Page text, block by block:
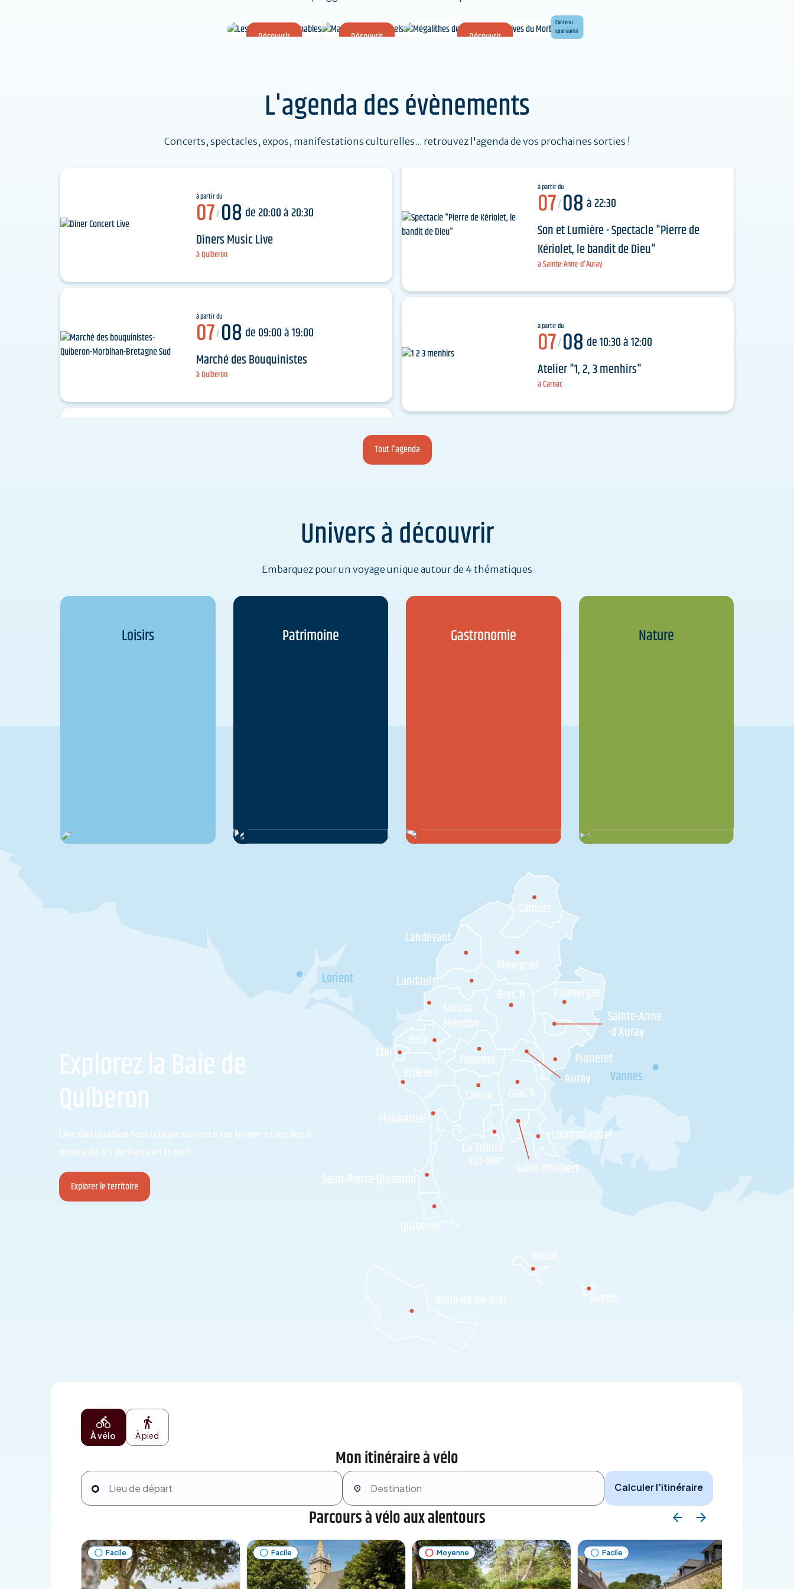
Découvrir Découvrir
Inscrits à l'UNESCO
Découvrir
Contenu
sponsorisé
L'agenda des évènements
Concerts, spectacles, expos, manifestations culturelles... retrouvez l'agenda de vos prochaines sorties !
à partir du
07/08 de 20:00 à 20:30
Dîners Music Live
à Quiberon
à partir du
07/08 de 09:00 à 19:00
Marché des Bouquinistes
à Quiberon
à partir du
07/08 à 22:30
Son et Lumière - Spectacle "Pierre de
Kériolet, le bandit de Dieu"
à Sainte-Anne-d'Auray
à partir du
07/08 de 10:30 à 12:00
Atelier "1, 2, 3 menhirs"
à Carnac
Tout l'agenda
Univers à découvrir
Embarquez pour un voyage unique autour de 4 thématiques
Loisirs Patrimoine Gastronomie Nature
Explorez la Baie de
Quiberon
Une destination touristique ouverte sur la mer et les îles à
moins de 3h de Paris en train !
Explorer le territoire
Lorient
Vannes
Saint-Philibert
Ploemel
Locoal-
Mendon
Landaul
Landévant
Brec'h
Crac'h
Plumergat
Pluneret
Camors
Belz
Pluvigner
Auray
Quiberon
Saint-Pierre-Quiberon
Erdeven
La Trinité-
sur-Mer
Locmariaquer
Sainte-Anne
-d’Auray
Plouharnel
Carnac
Etel
Belle-île-en-mer
Houat
Hœdic
À vélo À pied
Mon itinéraire à vélo
Calculer l'itinéraire
Parcours à vélo aux alentours
Facile Facile Moyenne Facile